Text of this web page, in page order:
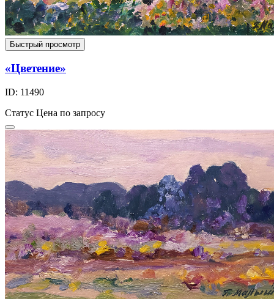
Быстрый просмотр
«Цветение»
ID: 11490
Статус Цена по запросу